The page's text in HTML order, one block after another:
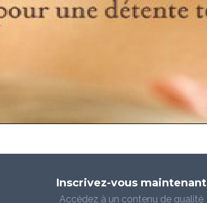
Inscrivez-vous maintenant
Accédez à un contenu de qualité